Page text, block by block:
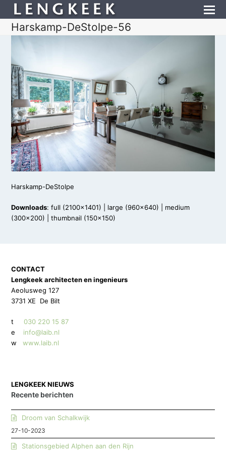
Harskamp-DeStolpe-56
Harskamp-DeStolpe
Downloads:full (2100x1401) large (960x640)
medium
(300x200) |thumbnail (150x150)
CONTACT
Lengkeek architecten en ingenieurs
Aeolusweg 127
3731 XE De Bilt
t030 220 15 87
e info@laib.nl
w
www.laib.nl
LENGKEEK NIEUWS
Recente berichten
Droom van Schalkwijk
27-10-2023
Stationsgebied Alphen aan den Rijn